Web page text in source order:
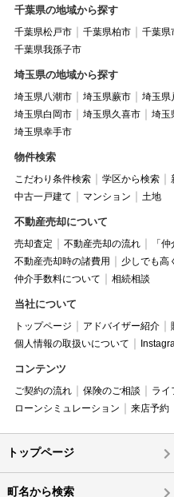
千葉県の地域から探す
千葉県松戸市 千葉県柏市 千葉県
千葉県我孫子市
埼玉県の地域から探す
埼玉県八潮市 埼玉県蕨市 埼玉県
埼玉県白岡市
埼玉県久喜市 埼玉
埼玉県幸手市
物件検索
こだわり条件検索 学区から検索
中古一戸建て
マンション 土地
不動産売却について
売却査定 不動産売却の流れ
「
不動産売却時の諸費用
少しでも高
仲介手数料について
相続相談
当社について
トップページ アドバイザー紹介
個人情報の取扱いについて
コンテンツ
ご契約の流れ 保険のご相談 ライ
ローンシミュレーション
来店予約
トップページ
町名から検索